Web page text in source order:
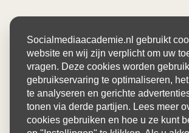
Socialmediaacademie.nl gebruikt
website en wij zijn verplicht om uw
vragen. Deze cookies worden
gebruikservaring te optimaliseren,
te analyseren en gerichte
tonen via derde partijen. Lees meer
cookies gebruiken en hoe u ze kunt